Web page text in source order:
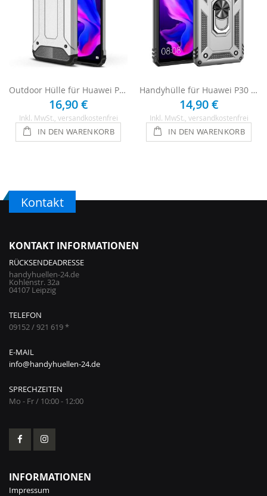
Outdoor Hülle für Huawei P30 Lite - Silber
16,90 €
Inkl. MwSt. , versandkostenfrei
IN DEN WARENKORB
Handyhülle für Huawei P30 Lite - Silber
14,90 €
Inkl. MwSt. , versandkostenfrei
IN DEN WARENKORB
Kontakt
KONTAKT INFORMATIONEN
RÜCKSENDEADRESSE
handyhuellen-24.de
Kohlenstr. 32a
04107 Leipzig
TELEFON
09152 / 921 619 *
E-MAIL
info@handyhuellen-24.de
SPRECHZEITEN
Mo - Fr / 10:00 - 12:00
INFORMATIONEN
Impressum